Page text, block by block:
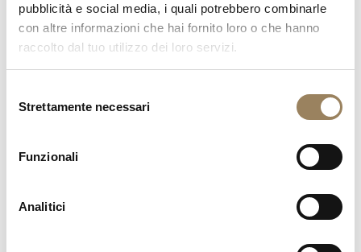
pubblicità e social media, i quali potrebbero combinarle
con altre informazioni che hai fornito loro o che hanno
raccolto dal tuo utilizzo dei loro servizi.
delStrettamente necessari
Funzionali
Analitici
inusuale a destra o sinistra. Un’invenzione alla quale
anche il figlio contribuì con ogni probabilità e un campo
nel quale, dopo il 1823, avrebbe dimostrato una
maestria senza eguali.
Orologio Breguet con ripetizione dei mezzi quarti ed
equazione del tempo n. 4691, costruito secondo il
Lord Seymour.